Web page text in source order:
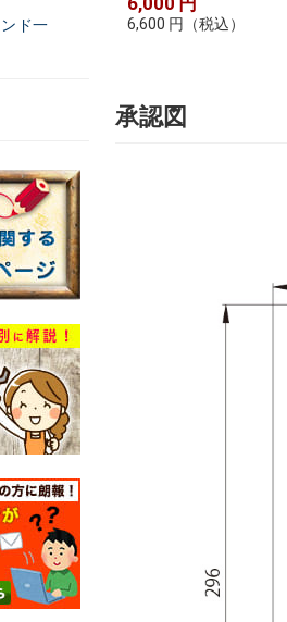
ド一
6,600 円 （税込）
承認図